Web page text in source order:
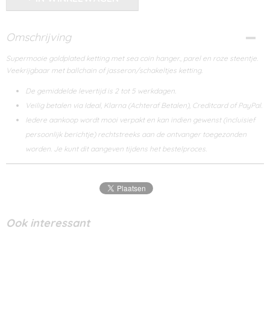
Omschrijving
Supermooie goldplated ketting met sea coin hanger., parel en roze steentje.
Veekrijgbaar met ballchain of jasseron/schakeltjes ketting.
De gemiddelde levertijd is 2 tot 5 werkdagen.
Veilig betalen via Ideal, Klarna (Achteraf Betalen), Creditcard of PayPal.
Iedere aankoop wordt mooi verpakt en kan indien gewenst (incluisief
persoonlijk berichtje) rechtstreeks aan de ontvanger toegezonden
worden. Je kunt dit aangeven tijdens het bestelproces.
Ook interessant